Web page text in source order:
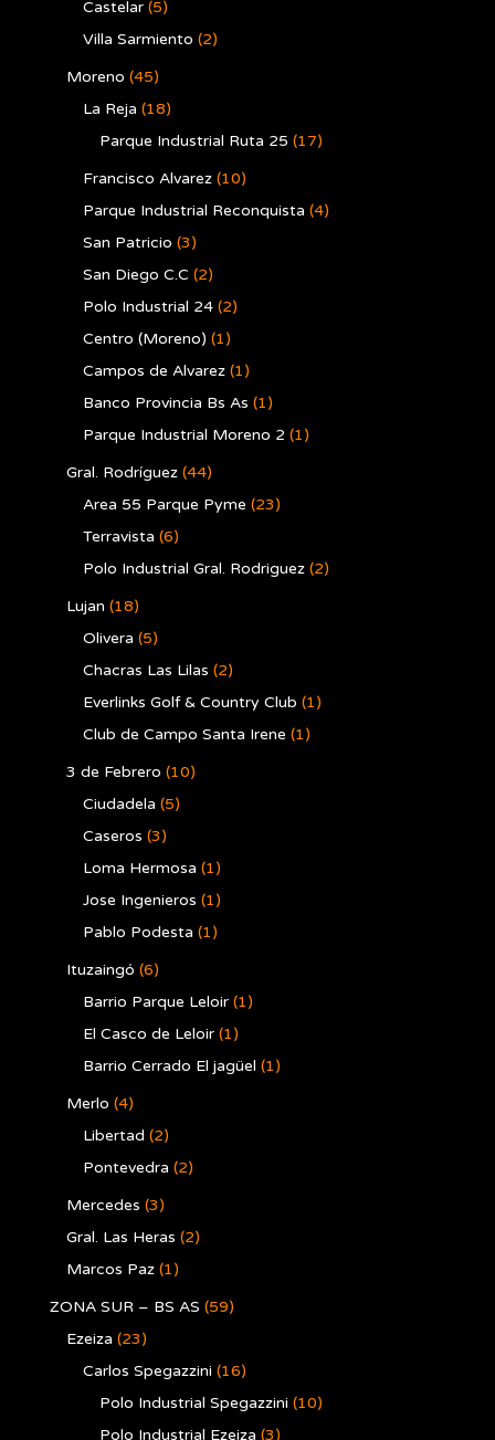
Castelar (5)
Villa Sarmiento (2)
Moreno (45)
La Reja (18)
Parque Industrial Ruta 25 (17)
Francisco Alvarez (10)
Parque Industrial Reconquista (4)
San Patricio (3)
San Diego C.C (2)
Polo Industrial 24 (2)
Centro (Moreno) (1)
Campos de Alvarez (1)
Banco Provincia Bs As (1)
Parque Industrial Moreno 2 (1)
Gral. Rodríguez (44)
Area 55 Parque Pyme (23)
Terravista (6)
Polo Industrial Gral. Rodriguez (2)
Lujan (18)
Olivera (5)
Chacras Las Lilas (2)
Everlinks Golf & Country Club (1)
Club de Campo Santa Irene (1)
3 de Febrero (10)
Ciudadela (5)
Caseros (3)
Loma Hermosa (1)
Jose Ingenieros (1)
Pablo Podesta (1)
Ituzaingó (6)
Barrio Parque Leloir (1)
El Casco de Leloir (1)
Barrio Cerrado El jagüel (1)
Merlo (4)
Libertad (2)
Pontevedra (2)
Mercedes (3)
Gral. Las Heras (2)
Marcos Paz (1)
ZONA SUR – BS AS (59)
Ezeiza (23)
Carlos Spegazzini (16)
Polo Industrial Spegazzini (10)
Polo Industrial Ezeiza (3)